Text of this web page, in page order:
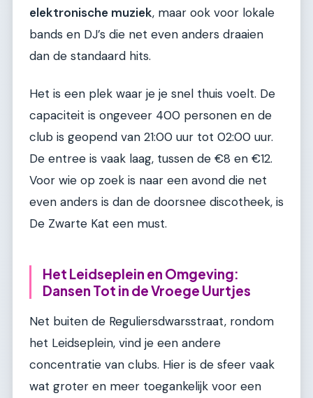
elektronische muziek, maar ook voor lokale
bands en DJ’s die net even anders draaien
dan de standaard hits.
Het is een plek waar je je snel thuis voelt. De
capaciteit is ongeveer 400 personen en de
club is geopend van 21:00 uur tot 02:00 uur.
De entree is vaak laag, tussen de €8 en €12.
Voor wie op zoek is naar een avond die net
even anders is dan de doorsnee discotheek, is
De Zwarte Kat een must.
Het Leidseplein en Omgeving:
Dansen Tot in de Vroege Uurtjes
Net buiten de Reguliersdwarsstraat, rondom
het Leidseplein, vind je een andere
concentratie van clubs. Hier is de sfeer vaak
wat groter en meer toegankelijk voor een